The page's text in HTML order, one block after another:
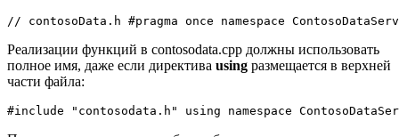
// contosoData.h #pragma once namespace
Реализации функций в contosodata.cpp должны использовать
полное имя, даже если директива using размещается в верхней
части файла:
#include "contosodata.h" using namespace